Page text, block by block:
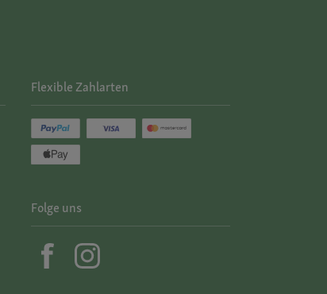
Flexible Zahlarten
Folge uns